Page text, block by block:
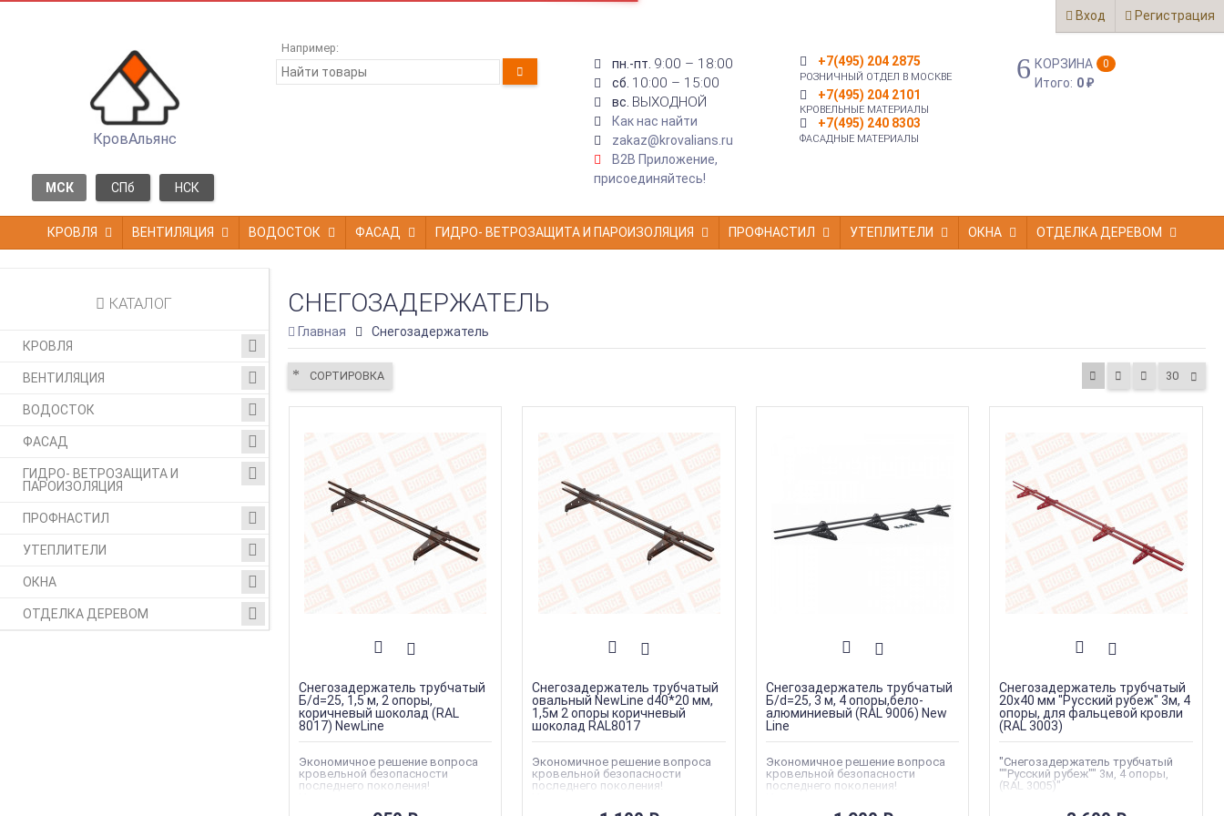
Вход Регистрация
КровАльянс
МСК СПб НСК
Например:
пн.-пт. 9:00 – 18:00
сб. 10:00 – 15:00
вс. ВЫХОДНОЙ
Как нас найти
zakaz@krovalians.ru
B2B Приложение,
присоединяйтесь!
+7(495) 204 2875
РОЗНИЧНЫЙ ОТДЕЛ В МОСКВЕ
+7(495) 204 2101
КРОВЕЛЬНЫЕ МАТЕРИАЛЫ
+7(495) 240 8303
ФАСАДНЫЕ МАТЕРИАЛЫ
КОРЗИНА 0
Итого: 0₽
КРОВЛЯ ВЕНТИЛЯЦИЯ ВОДОСТОК ФАСАД ГИДРО- ВЕТРОЗАЩИТА И ПАРОИЗОЛЯЦИЯ ПРОФНАСТИЛ УТЕПЛИТЕЛИ ОКНА ОТДЕЛКА ДЕРЕВОМ
КАТАЛОГ
КРОВЛЯ
ВЕНТИЛЯЦИЯ
ВОДОСТОК
ФАСАД
ГИДРО- ВЕТРОЗАЩИТА И
ПАРОИЗОЛЯЦИЯ
ПРОФНАСТИЛ
УТЕПЛИТЕЛИ
ОКНА
ОТДЕЛКА ДЕРЕВОМ
СНЕГОЗАДЕРЖАТЕЛЬ
Главная Снегозадержатель
СОРТИРОВКА 30
Снегозадержатель трубчатый
Б/d=25, 1,5 м, 2 опоры,
коричневый шоколад (RAL
8017) NewLine
Экономичное решение вопроса
кровельной безопасности
последнего поколения!
домиков, временных строений и
Снегозадержатель трубчатый
овальный NewLine d40*20 мм,
1,5м 2 опоры коричневый
шоколад RAL8017
Экономичное решение вопроса
кровельной безопасности
последнего поколения!
домиков, временных строений и
Снегозадержатель трубчатый
Б/d=25, 3 м, 4 опоры,бело-
алюминиевый (RAL 9006) New
Line
Экономичное решение вопроса
кровельной безопасности
последнего поколения!
домиков, временных строений и
Снегозадержатель трубчатый
20х40 мм "Русский рубеж" 3м, 4
опоры, для фальцевой кровли
(RAL 3003)
"Снегозадержатель трубчатый
""Русский рубеж"" 3м, 4 опоры,
(RAL 3005)"